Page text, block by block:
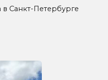
в Санкт-Петербурге